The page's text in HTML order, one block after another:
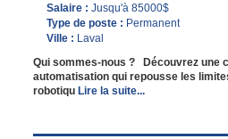
Salaire : Jusqu'à 85000$
Type de poste : Permanent
Ville : Laval
Qui sommes-nous ? Découvrez une
automatisation qui repousse les
robotiqu Lire la suite...